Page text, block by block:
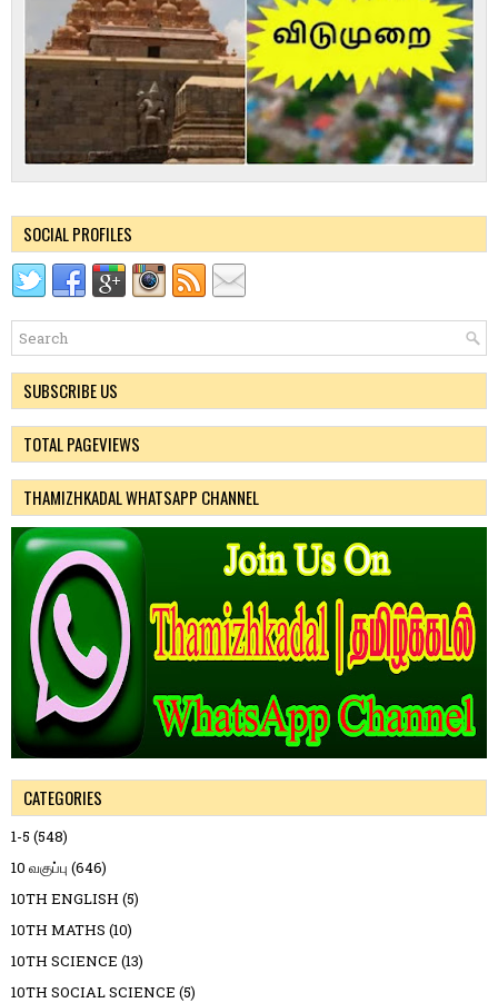
SOCIAL PROFILES
SUBSCRIBE US
TOTAL PAGEVIEWS
THAMIZHKADAL WHATSAPP CHANNEL
CATEGORIES
1-5 (548)
10 வகுப்பு (646)
10TH ENGLISH (5)
10TH MATHS (10)
10TH SCIENCE (13)
10TH SOCIAL SCIENCE (5)